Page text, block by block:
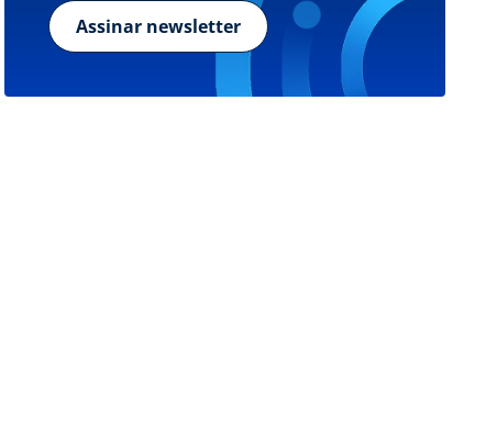
Assinar newsletter